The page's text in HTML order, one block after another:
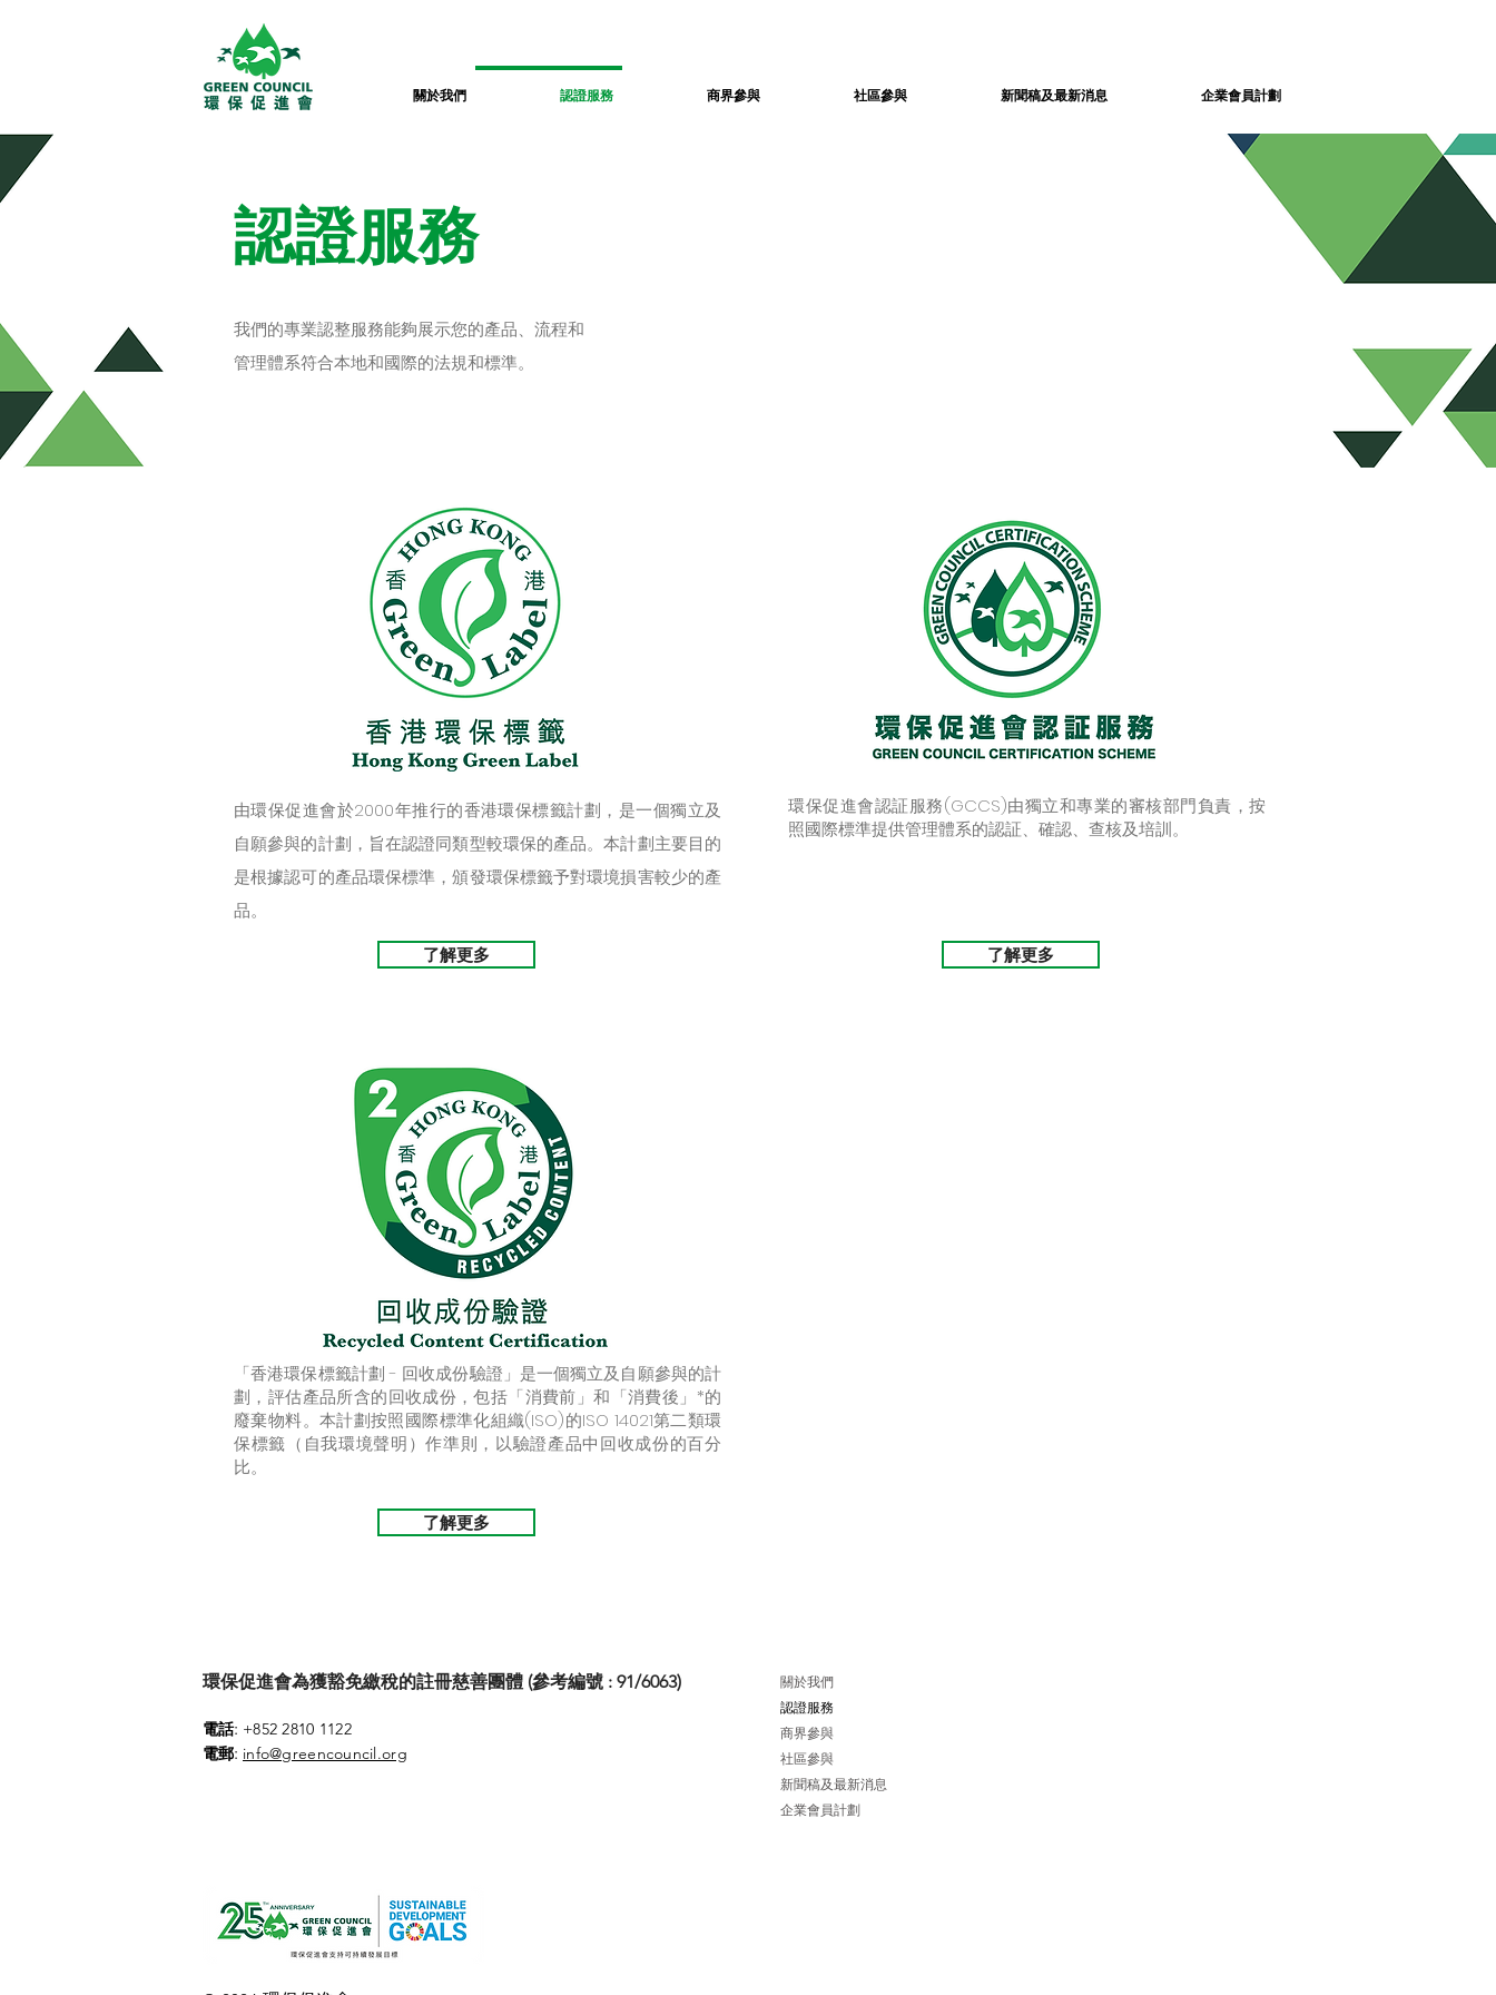
關於我們 認證服務 商界參與 社區參與 新聞稿及最新消息 企業會員計劃
認證服務
我們的專業認整服務能夠展示您的產品、流程和
管理體系符合本地和國際的法規和標準。
由環保促進會於2000年推行的香港環保標籤計劃，是一個獨立及
自願參與的計劃，旨在認證同類型較環保的產品。本計劃主要目的
是根據認可的產品環保標準，頒發環保標籤予對環境損害較少的產
品。
了解更多
環保促進會認証服務(GCCS)由獨立和專業的審核部門負責，按
照國際標準提供管理體系的認証、確認、查核及培訓。
了解更多
「香港環保標籤計劃 - 回收成份驗證」是一個獨立及自願參與的計
劃，評估產品所含的回收成份，包括「消費前」和「消費後」*的
廢棄物料。本計劃按照國際標準化組織(ISO)的ISO 14021第二類環
保標籤（自我環境聲明）作準則，以驗證產品中回收成份的百分
比。
了解更多
環保促進會為獲豁免繳稅的註冊慈善團體 (參考編號 : 91/6063)
電話: +852 2810 1122
電郵: info@greencouncil.org
關於我們
認證服務
商界參與
社區參與
新聞稿及最新消息
企業會員計劃